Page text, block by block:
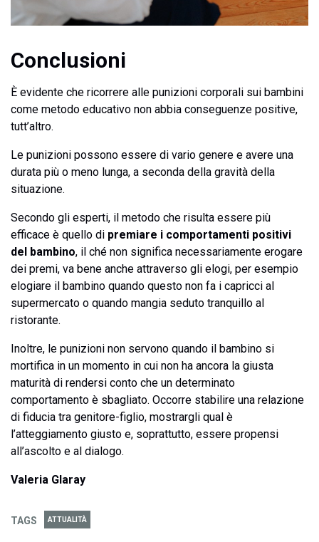
Conclusioni
È evidente che ricorrere alle punizioni corporali sui bambini
come metodo educativo non abbia conseguenze positive,
tutt’altro.
Le punizioni possono essere di vario genere e avere una
durata più o meno lunga, a seconda della gravità della
situazione.
Secondo gli esperti, il metodo che risulta essere più
efficace è quello di premiare i comportamenti positivi
del bambino, il ché non significa necessariamente erogare
dei premi, va bene anche attraverso gli elogi, per esempio
elogiare il bambino quando questo non fa i capricci al
supermercato o quando mangia seduto tranquillo al
ristorante.
Inoltre, le punizioni non servono quando il bambino si
mortifica in un momento in cui non ha ancora la giusta
maturità di rendersi conto che un determinato
comportamento è sbagliato. Occorre stabilire una relazione
di fiducia tra genitore-figlio, mostrargli qual è
l’atteggiamento giusto e, soprattutto, essere propensi
all’ascolto e al dialogo.
Valeria Glaray
TAGS ATTUALITÀ